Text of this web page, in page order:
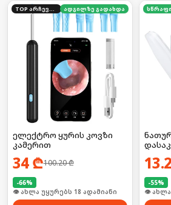
TOP არჩევანი ადგილზე გადახდა
ელექტრო ყურის კოვზი
კამერით
34₾100.20₾
-66%
🛒 ბოლო 24სთ-ში იყიდა 24-მა
13.2
-55%
🛒